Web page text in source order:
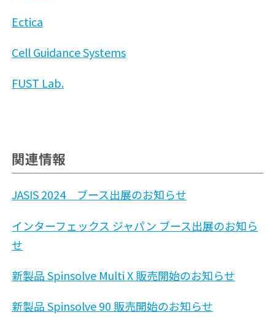
Ectica
Cell Guidance Systems
FUST Lab.
関連情報
JASIS 2024 ブース出展のお知らせ
インターフェックス ジャパン ブース出展のお知ら
せ
新製品 Spinsolve Multi X 販売開始のお知らせ
新製品 Spinsolve 90 販売開始のお知らせ